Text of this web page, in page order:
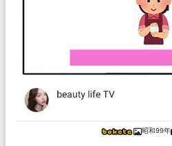
昭和99年